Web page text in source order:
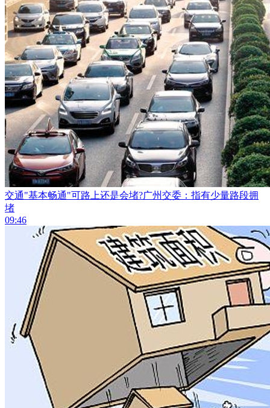
交通"基本畅通"可路上还是会堵?广州交委：指有少量路段拥
堵
09:46